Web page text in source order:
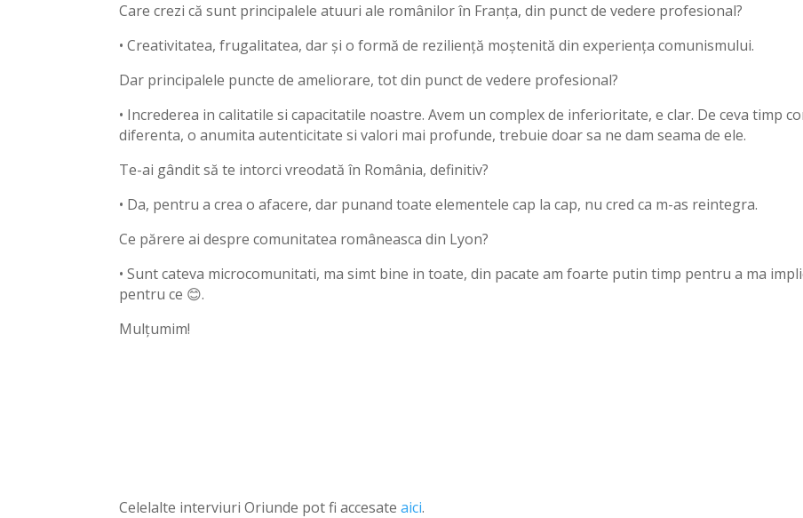
Care crezi că sunt principalele atuuri ale românilor în Franța, din punct de vedere profesional?
• Creativitatea, frugalitatea, dar și o formă de reziliență moștenită din experiența comunismului.
Dar principalele puncte de ameliorare, tot din punct de vedere profesional?
• Increderea in calitatile si capacitatile noastre. Avem un complex de inferioritate, e clar. De ceva timp
diferenta, o anumita autenticitate si valori mai profunde, trebuie doar sa ne dam seama de ele.
Te-ai gândit să te intorci vreodată în România, definitiv?
• Da, pentru a crea o afacere, dar punand toate elementele cap la cap, nu cred ca m-as reintegra.
Ce părere ai despre comunitatea româneasca din Lyon?
• Sunt cateva microcomunitati, ma simt bine in toate, din pacate am foarte putin timp pentru a ma
pentru ce 😊.
Mulțumim!
Celelalte interviuri Oriunde pot fi accesateaici.